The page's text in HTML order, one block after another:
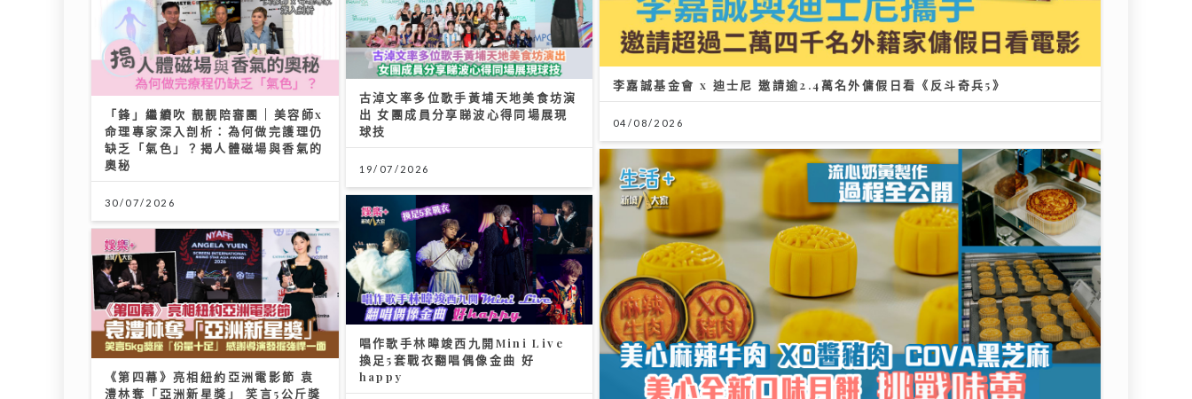
李嘉誠基金會 x 迪士尼 邀請逾2.4萬名外傭假日看《反斗奇兵5》
04/08/2026
古淖文率多位歌手黃埔天地美食坊演
出 女團成員分享睇波心得同場展現
球技
19/07/2026
「鋒」繼續吹 靚靚陪審團 | 美容師x
命理專家深入剖析：為何做完護理仍
缺乏「氣色」？揭人體磁場與香氣的
奧秘
30/07/2026
唱作歌手林暐竣西九開Mini Live
換足5套戰衣翻唱偶像金曲 好
happy
《第四幕》亮相紐約亞洲電影節 袁
澧林奪「亞洲新星獎」 笑言5公斤獎